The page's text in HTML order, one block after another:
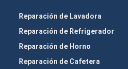
Reparación de Lavadora
Reparación de Refrigerador
Reparación de Horno
Reparación de Cafetera